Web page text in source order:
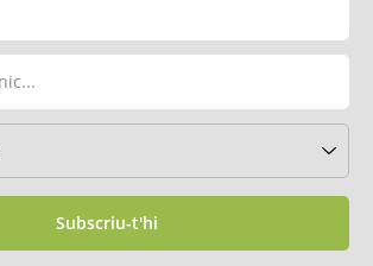
Subscriu-t'hi